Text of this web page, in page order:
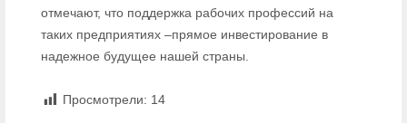
отмечают, что поддержка рабочих профессий на
таких предприятиях –прямое инвестирование в
надежное будущее нашей страны.
Просмотрели: 14